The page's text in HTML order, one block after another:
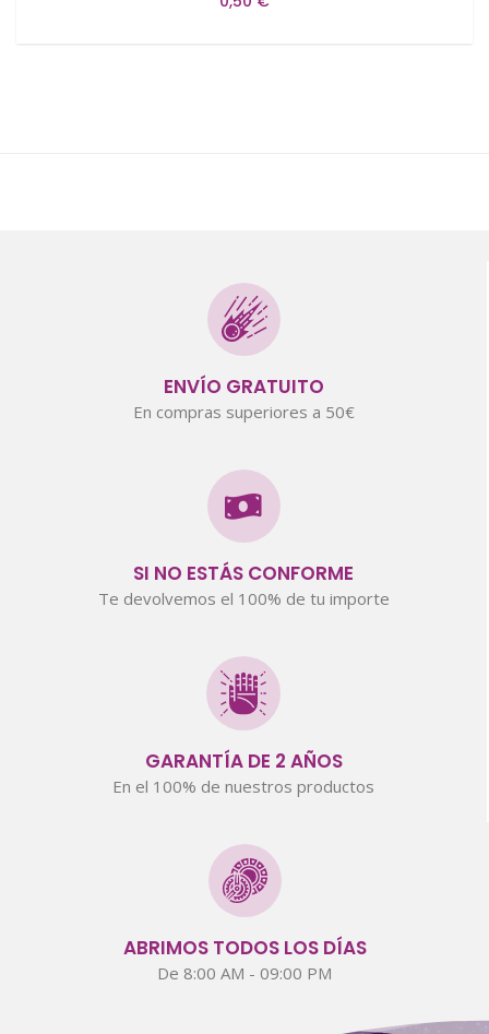
ENVÍO GRATUITO
En compras superiores a 50€
SI NO ESTÁS CONFORME
Te devolvemos el 100% de tu importe
GARANTÍA DE 2 AÑOS
En el 100% de nuestros productos
ABRIMOS TODOS LOS DÍAS
De 8:00 AM - 09:00 PM